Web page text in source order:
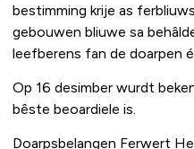
bestimming krije as
gebouwen bliuwe sa
leefberens fan de doarpen
Op 16 desimber wurdt
bêste beoardiele is.
Doarpsbelangen Ferwert